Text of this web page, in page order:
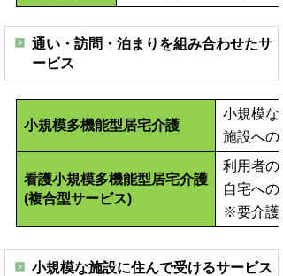
通い・訪問・泊まりを組み合わせたサ
ービス
小規模多機能型居宅介護
小規模な
施設への
看護小規模多機能型居宅介護
(複合型サービス)
利用者の
自宅へ
※要介護
小規模な施設に住んで受けるサービス